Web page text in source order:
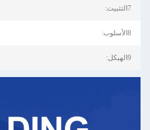
7التثبيت:
8الأسلوب:
9الهيكل: